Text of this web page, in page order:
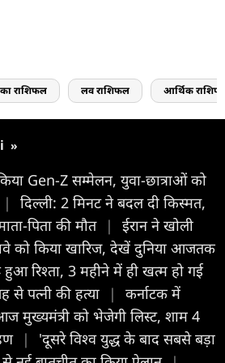
राशिफल लव राशिफल आर्थिक
»
Gen-Z सम्मेलन, युवा-छात्राओं को
|
दिल्ली: 2 मिनट ने बदल दी किस्मत,
पिता की मौत |
ईरान ने खोली
को किया खारिज, देखें दुनिया आजतक
रिश्ता, 3 महीने में ही खत्म हो गई
से पत्नी की हत्या
|
कर्नाटक में
मुख्यमंत्री को भेजेगी लिस्ट, शाम 4
|
'दूसरे विश्व युद्ध के बाद सबसे बड़ा